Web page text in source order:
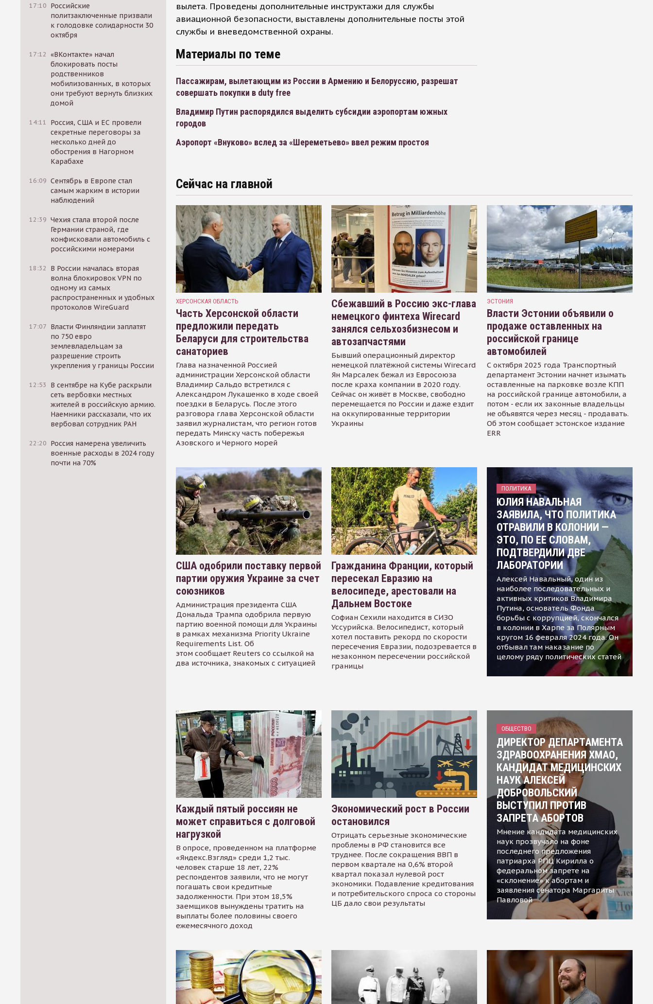
17:10 Российские
политзаключенные призвали
к голодовке солидарности 30
октября
17:12 «ВКонтакте» начал
блокировать посты
родственников
мобилизованных, в которых
они требуют вернуть близких
домой
14:11
Россия, США и ЕС провели
секретные переговоры за
несколько дней до
обострения в Нагорном
Карабахе
16:09 Сентябрь в Европе стал
самым жарким в истории
наблюдений
12:39 Чехия стала второй после
Германии страной, где
конфисковали автомобиль с
российскими номерами
18:32
В России началась вторая
волна блокировок VPN по
одному из самых
распространенных и удобных
протоколов WireGuard
17:07 Власти Финляндии заплатят
по 750 евро
землевладельцам за
разрешение строить
укрепления у границы России
12:53
В сентябре на Кубе раскрыли
сеть вербовки местных
жителей в российскую армию.
Наемники рассказали, что их
вербовал сотрудник РАН
22:20 Россия намерена увеличить
военные расходы в 2024 году
почти на 70%
вылета. Проведены дополнительные инструктажи для службы
авиационной безопасности, выставлены дополнительные посты этой
службы и вневедомственной охраны.
Материалы по теме
Пассажирам, вылетающим из России в Армению и Белоруссию, разрешат
совершать покупки в duty free
Владимир Путин распорядился выделить субсидии аэропортам южных
городов
Аэропорт «Внуково» вслед за «Шереметьево» ввел режим простоя
Сейчас на главной
ХЕРСОНСКАЯ ОБЛАСТЬ
Часть Херсонской области
предложили передать
Беларуси для строительства
санаториев
Глава назначенной Россией
администрации Херсонской области
Владимир Сальдо встретился с
Александром Лукашенко в ходе своей
поездки в Беларусь. После этого
разговора глава Херсонской области
заявил журналистам, что регион готов
передать Минску часть побережья
Азовского и Черного морей
Сбежавший в Россию экс-глава
немецкого финтеха Wirecard
занялся сельхозбизнесом и
автозапчастями
Бывший операционный директор
немецкой платёжной системы Wirecard
Ян Марсалек бежал из Евросоюза
после краха компании в 2020 году.
Сейчас он живёт в Москве, свободно
перемещается по России и даже ездит
на оккупированные территории
Украины
ЭСТОНИЯ
Власти Эстонии объявили о
продаже оставленных на
российской границе
автомобилей
С октября 2025 года Транспортный
департамент Эстонии начнет изымать
оставленные на парковке возле КПП
на российской границе автомобили, а
потом - если их законные владельцы
не объявятся через месяц - продавать.
Об этом сообщает эстонское издание
ERR
США одобрили поставку первой
партии оружия Украине за счет
союзников
Администрация президента США
Дональда Трампа одобрила первую
партию военной помощи для Украины
в рамках механизма Priority Ukraine
Requirements List. Об
этом сообщает Reuters со ссылкой на
два источника, знакомых с ситуацией
Гражданина Франции, который
пересекал Евразию на
велосипеде, арестовали на
Дальнем Востоке
Софиан Сехили находится в СИЗО
Уссурийска. Велосипедист, который
хотел поставить рекорд по скорости
пересечения Евразии, подозревается в
незаконном пересечении российской
границы
ПОЛИТИКА
ЮЛИЯ НАВАЛЬНАЯ
ЗАЯВИЛА, ЧТО ПОЛИТИКА
ОТРАВИЛИ В КОЛОНИИ —
ЭТО, ПО ЕЕ СЛОВАМ,
ПОДТВЕРДИЛИ ДВЕ
ЛАБОРАТОРИИ
Алексей Навальный, один из
наиболее последовательных и
активных критиков Владимира
Путина, основатель Фонда
борьбы с коррупцией, скончался
в колонии в Харпе за Полярным
кругом 16 февраля 2024 года. Он
отбывал там наказание по
целому ряду политических статей
Каждый пятый россиян не
может справиться с долговой
нагрузкой
В опросе, проведенном на платформе
«Яндекс.Взгляд» среди 1,2 тыс.
человек старше 18 лет, 22%
респондентов заявили, что не могут
погашать свои кредитные
задолженности. При этом 18,5%
заемщиков вынуждены тратить на
выплаты более половины своего
ежемесячного доход
Экономический рост в России
остановился
Отрицать серьезные экономические
проблемы в РФ становится все
труднее. После сокращения ВВП в
первом квартале на 0,6% второй
квартал показал нулевой рост
экономики. Подавление кредитования
и потребительского спроса со стороны
ЦБ дало свои результаты
ОБЩЕСТВО
ДИРЕКТОР ДЕПАРТАМЕНТА
ЗДРАВООХРАНЕНИЯ ХМАО,
КАНДИДАТ МЕДИЦИНСКИХ
НАУК АЛЕКСЕЙ
ДОБРОВОЛЬСКИЙ
ВЫСТУПИЛ ПРОТИВ
ЗАПРЕТА АБОРТОВ
Мнение кандидата медицинских
наук прозвучало на фоне
последнего предложения
патриарха РПЦ Кирилла о
федеральном запрете на
«склонение» к абортам и
заявления сенатора Маргариты
Павловой